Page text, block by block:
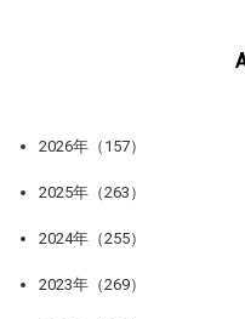
2026年（157）
2025年（263）
2024年（255）
2023年（269）